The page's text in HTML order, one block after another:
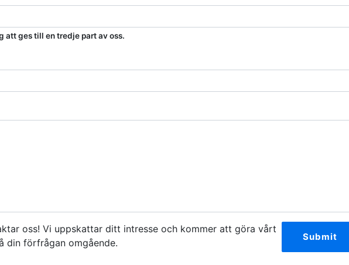
att ges till en tredje part av oss.
Submit
oss! Vi uppskattar ditt intresse och kommer att göra vårt
din förfrågan omgående.